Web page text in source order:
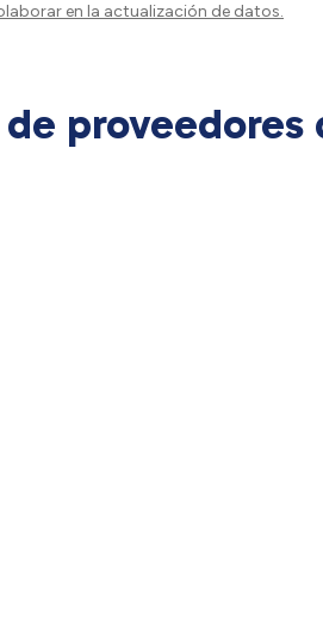
en la actualización de datos.
proveedores